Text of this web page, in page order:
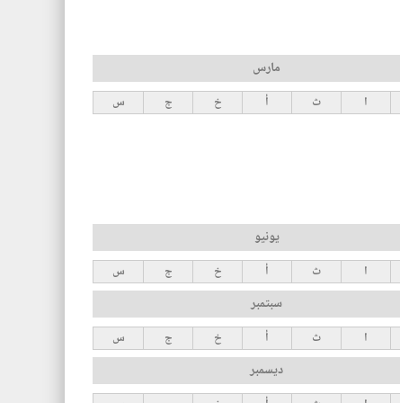
مارس
ا ث أ خ ج س
يونيو
ا ث أ خ ج س
سبتمبر
ا ث أ خ ج س
ديسمبر